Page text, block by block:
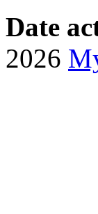
Date
2026